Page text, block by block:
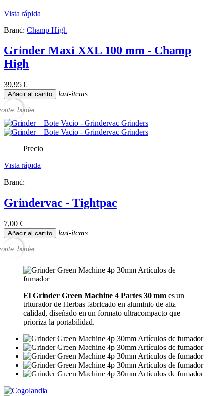
Vista rápida
Brand: Champ High
Grinder Maxi XXL 100 mm - Champ
High
39,95 €
Añadir al carrito last-items
Precio
Vista rápida
Brand:
Grindervac - Tightpac
7,00 €
Añadir al carrito last-items
El Grinder Green Machine 4 Partes 30 mm es un
triturador de hierbas fabricado en aluminio de alta
calidad, diseñado en un formato ultracompacto que
prioriza la portabilidad.